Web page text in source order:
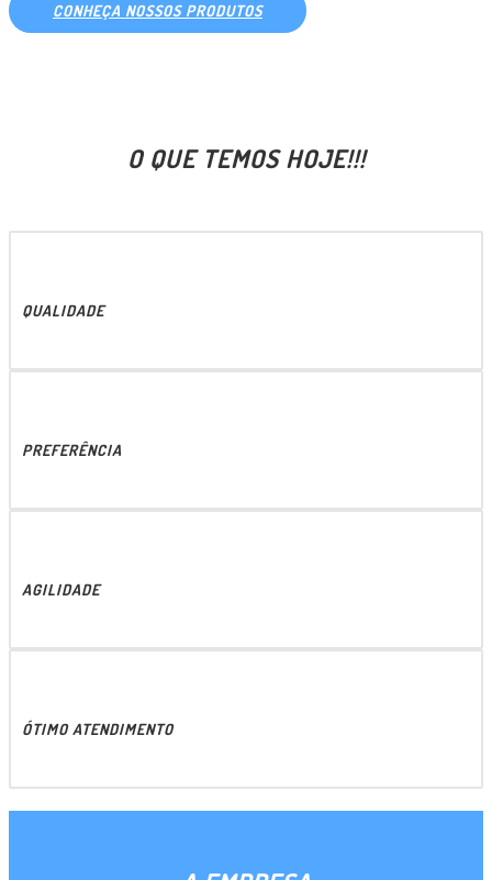
CONHEÇA NOSSOS PRODUTOS
O QUE TEMOS HOJE!!!
QUALIDADE
PREFERÊNCIA
AGILIDADE
ÓTIMO ATENDIMENTO